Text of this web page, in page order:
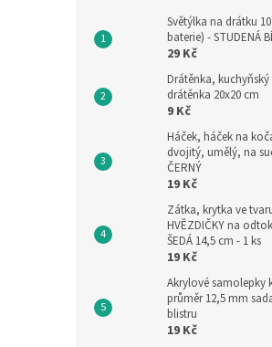
Světýlka na drátku
baterie) - STUDENÁ
29 Kč
Drátěnka,
drátěnka 20x20 cm
9 Kč
Háček, háček na
dvojitý, umělý, na
ČERNÝ
19 Kč
Zátka, krytka ve
HVĚZDIČKY na
ŠEDÁ 14,5 cm - 1 ks
19 Kč
Akrylové samolepky
průměr 12,5 mm
blistru
19 Kč